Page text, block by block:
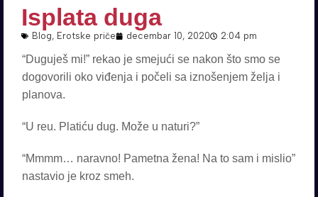
Isplata duga
Blog, Erotske priče decembar 10, 2020 2:04 pm
“Duguješ mi!” rekao je smejući se nakon što smo se
dogovorili oko viđenja i počeli sa iznošenjem želja i
planova.
“U reu. Platiću dug. Može u naturi?”
“Mmmm… naravno! Pametna žena! Na to sam i mislio”
nastavio je kroz smeh.